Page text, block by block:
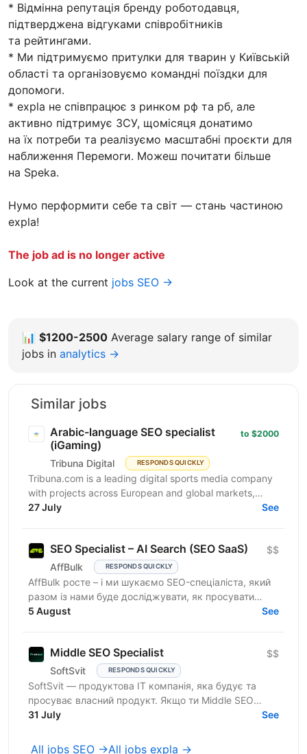
* Відмінна репутація бренду роботодавця,
підтверджена відгуками співробітників
та рейтингами.
* Ми підтримуємо притулки для тварин у Київській
області та організовуємо командні поїздки для
допомоги.
* expla не співпрацює з ринком рф та рб, але
активно підтримує ЗСУ, щомісяця донатимо
на їх потреби та реалізуємо масштабні проєкти для
наближення Перемоги. Можеш почитати більше
на Speka.
Нумо перформити себе та світ — стань частиною
expla!
The job ad is no longer active
Look at the current jobs SEO →
📊 $1200-2500 Average salary range of similar
jobs in analytics →
Similar jobs
Arabic-language SEO specialist
(iGaming)
Tribuna Digital RESPONDS QUICKLY
to $2000
Tribuna.com is a leading digital sports media company
with projects across European and global markets,
reaching over 10 million users. From an SEO point of...
27 July See
SEO Specialist – AI Search (SEO SaaS)
AffBulk RESPONDS QUICKLY
$$
AffBulk росте – і ми шукаємо SEO-спеціаліста, який
разом із нами буде досліджувати, як просувати
сайти в Google AI Overviews, AI Search та відповідях
5 August See
Middle SEO Specialist
SoftSvit RESPONDS QUICKLY
$$
SoftSvit — продуктова IT компанія, яка будує та
просуває власний продукт. Якщо ти Middle SEO
Specialist і шукаєш місце, де можна реально
31 July See
All jobs SEO →All jobs expla →